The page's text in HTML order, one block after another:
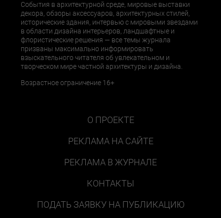
События в архитектурной среде, мировые выставки
декора, обзоры аксессуаров, архитектурных стилей,
исторические здания, интервью с мировыми звездами
в области дизайна интерьеров, ландшафтные и
флористические решения — все темы журнала
призваны максимально информировать
взыскательного читателя об увлекательном и
творческом мире частной архитектуры и дизайна.
Возрастное ограничение 16+
О ПРОЕКТЕ
РЕКЛАМА НА САЙТЕ
РЕКЛАМА В ЖУРНАЛЕ
КОНТАКТЫ
ПОДАТЬ ЗАЯВКУ НА ПУБЛИКАЦИЮ